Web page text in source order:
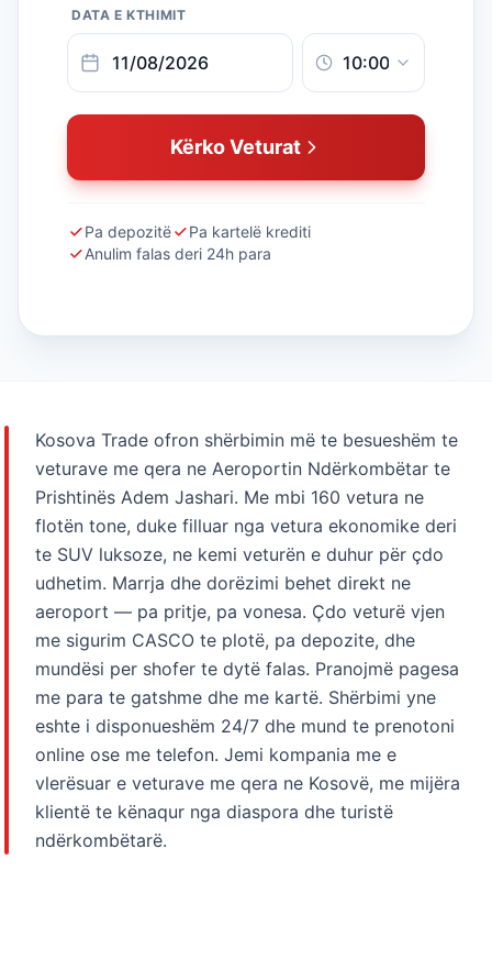
DATA E KTHIMIT
Kërko Veturat
Pa depozitë
Pa kartelë krediti
Anulim falas deri 24h para
Kosova Trade ofron shërbimin më te besueshëm te
veturave me qera ne Aeroportin Ndërkombëtar te
Prishtinës Adem Jashari. Me mbi 160 vetura ne
flotën tone, duke filluar nga vetura ekonomike deri
te SUV luksoze, ne kemi veturën e duhur për çdo
udhetim. Marrja dhe dorëzimi behet direkt ne
aeroport — pa pritje, pa vonesa. Çdo veturë vjen
me sigurim CASCO te plotë, pa depozite, dhe
mundësi per shofer te dytë falas. Pranojmë pagesa
me para te gatshme dhe me kartë. Shërbimi yne
eshte i disponueshëm 24/7 dhe mund te prenotoni
online ose me telefon. Jemi kompania me e
vlerësuar e veturave me qera ne Kosovë, me mijëra
klientë te kënaqur nga diaspora dhe turistë
ndërkombëtarë.